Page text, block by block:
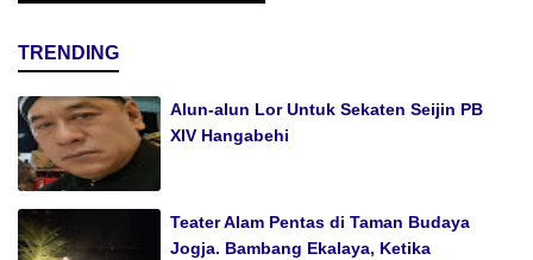
TRENDING
Alun-alun Lor Untuk Sekaten Seijin PB
XIV Hangabehi
Teater Alam Pentas di Taman Budaya
Jogja. Bambang Ekalaya, Ketika